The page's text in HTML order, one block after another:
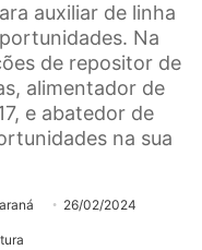
auxiliar de linha
Na
de repositor de
alimentador de
e abatedor de
na sua
26/02/2024